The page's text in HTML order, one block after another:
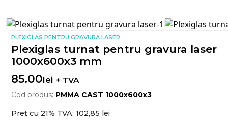
PLEXIGLAS PENTRU GRAVURA LASER
Plexiglas turnat pentru gravura laser
1000x600x3 mm
85.00lei + TVA
Cod produs: PMMA CAST 1000x600x3
Preț cu 21% TVA: 102,85 lei